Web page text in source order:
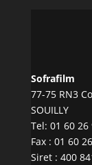
Sofrafilm
77-75 RN3
SOUILLY
Tel: 01 60 26
Fax : 01 60
Siret : 400